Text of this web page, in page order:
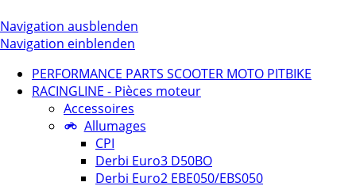
Navigation ausblenden
Navigation einblenden
PERFORMANCE PARTS SCOOTER MOTO PITBIKE
RACINGLINE - Pièces moteur
Accessoires
Allumages
CPI
Derbi Euro3 D50BO
Derbi Euro2 EBE050/EBS050